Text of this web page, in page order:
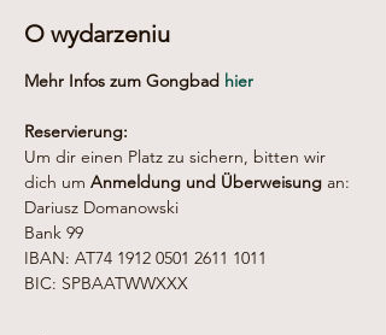
O wydarzeniu
Mehr Infos zum Gongbad hier
Reservierung:
Um dir einen Platz zu sichern, bitten wir
dich um Anmeldung und Überweisung an:
Dariusz Domanowski
Bank 99
IBAN: AT74 1912 0501 2611 1011
BIC: SPBAATWWXXX